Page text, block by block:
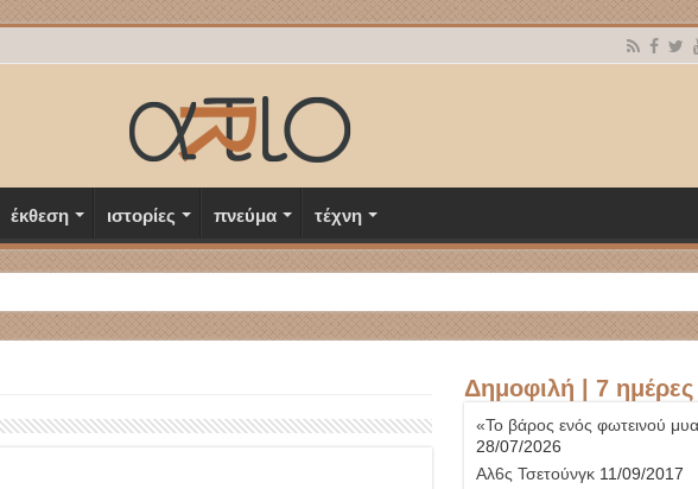
έκθεση ιστορίες πνεύμα τέχνη
Δημοφιλή | 7 ημέρες
«Το βάρος ενός φωτεινού
28/07/2026
Αλ6ς Τσετούνγκ11/09/2017